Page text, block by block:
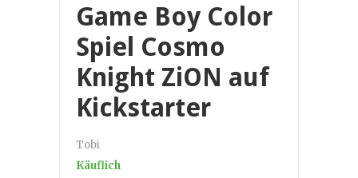
Game Boy Color
Spiel Cosmo
Knight ZiON auf
Kickstarter
Tobi
Käuflich